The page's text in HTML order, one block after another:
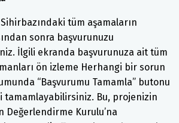
tüm aşamaların
sonra başvurunuzu
İlgili ekranda başvurunuza ait tüm
ön izleme Herhangi bir sorun
“Başvurumu Tamamla” butonu
tamamlayabilirsiniz. Bu, projenizin
Değerlendirme Kurulu’na